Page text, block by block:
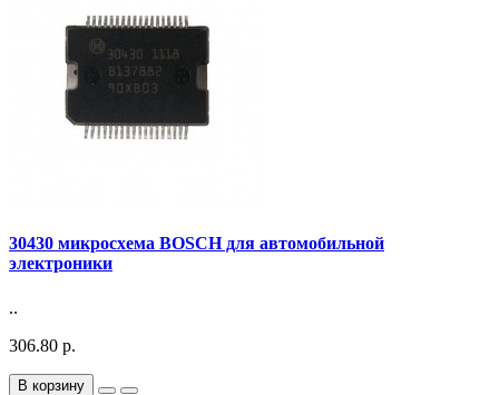
30430 микросхема BOSCH для автомобильной
электроники
..
306.80 р.
В корзину